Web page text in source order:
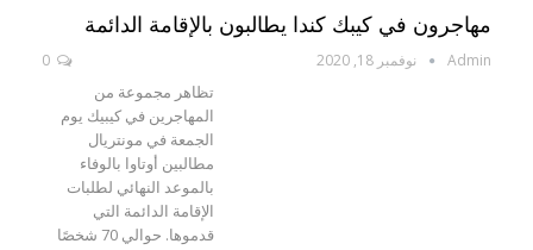
مهاجرون في كيبك كندا يطالبون بالإقامة الدائمة
Admin نوفمبر 18, 2020
تظاهر مجموعة من
المهاجرين في كيبيك يوم
الجمعة في مونتريال
مطالبين أوتاوا بالوفاء
بالموعد النهائي لطلبات
الإقامة الدائمة التي
قدموها. حوالي 70 شخصًا